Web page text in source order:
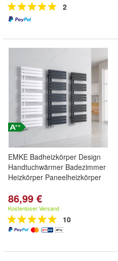
2
EMKE Badheizkörper Design
Handtuchwärmer Badezimmer
Heizkörper Paneelheizkörper
86,99 €
Kostenloser Versand
10